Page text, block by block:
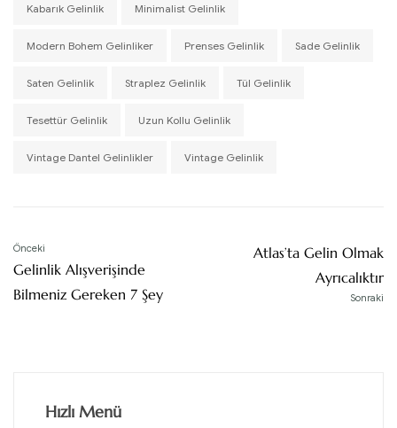
Kabarık Gelinlik Minimalist Gelinlik
Modern Bohem Gelinliker Prenses Gelinlik Sade Gelinlik
Saten Gelinlik Straplez Gelinlik Tül Gelinlik
Tesettür Gelinlik Uzun Kollu Gelinlik
Vintage Dantel Gelinlikler Vintage Gelinlik
Önceki
Gelinlik Alışverişinde
Bilmeniz Gereken 7 Şey
Sonraki
Atlas’ta Gelin Olmak
Ayrıcalıktır
Hızlı Menü